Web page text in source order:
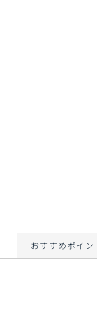
おすすめポイン